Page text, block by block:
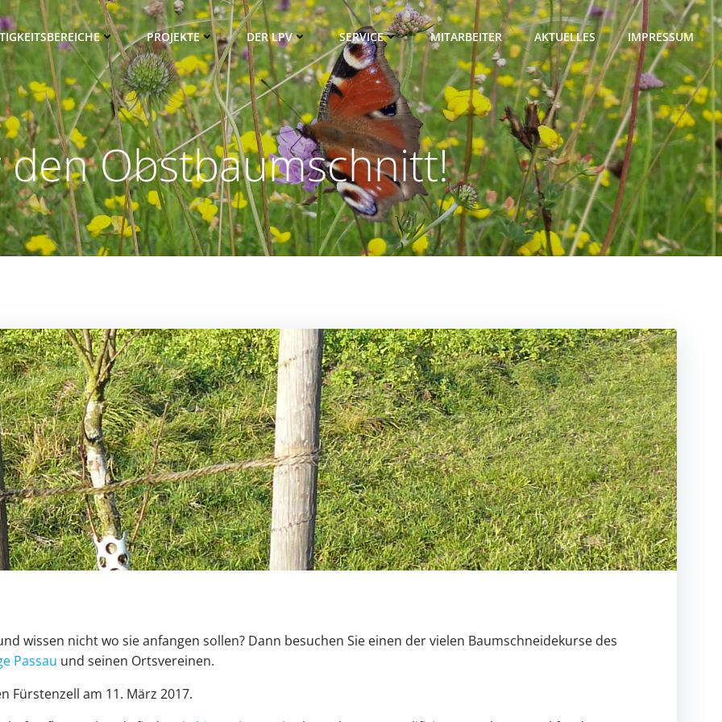
PROJEKTE DER LPV SERVICE MITARBEITER AKTUELLES IMPRESSUM
Obstbaumschnitt!
wissen nicht wo sie anfangen sollen? Dann besuchen Sie einen der vielen Baumschneidekurse des
Passau und seinen Ortsvereinen.
Fürstenzell am 11. März 2017.